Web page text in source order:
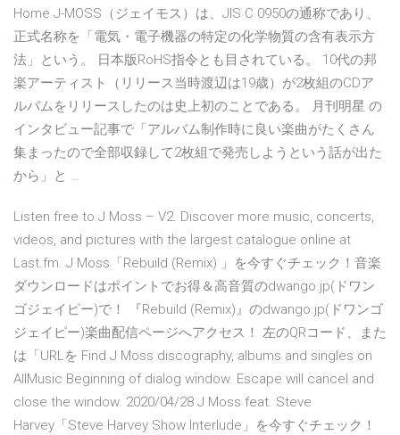
Home J-MOSS（ジェイモス）は、JIS C 0950の通称であり、
正式名称を「電気・電子機器の特定の化学物質の含有表示方
法」という。 日本版RoHS指令とも目されている。 10代の邦
楽アーティスト（リリース当時渡辺は19歳）が2枚組のCDア
ルバムをリリースしたのは史上初のことである。 月刊明星 の
インタビュー記事で「アルバム制作時に良い楽曲がたくさん
集まったので全部収録して2枚組で発売しようという話が出た
から」と …
Listen free to J Moss – V2. Discover more music, concerts,
videos, and pictures with the largest catalogue online at
Last.fm. J Moss「Rebuild (Remix) 」を今すぐチェック！音楽
ダウンロードはポイントでお得＆高音質のdwango.jp(ドワン
ゴジェイピー)で！ 『Rebuild (Remix)』のdwango.jp(ドワンゴ
ジェイピー)楽曲配信ページへアクセス！ 左のQRコード、また
は「URLを Find J Moss discography, albums and singles on
AllMusic Beginning of dialog window. Escape will cancel and
close the window. 2020/04/28 J Moss feat. Steve
Harvey「Steve Harvey Show Interlude」を今すぐチェック！